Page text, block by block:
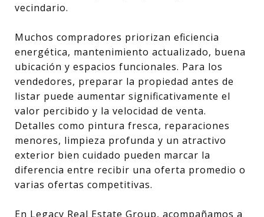
vecindario.
Muchos compradores priorizan eficiencia
energética, mantenimiento actualizado, buena
ubicación y espacios funcionales. Para los
vendedores, preparar la propiedad antes de
listar puede aumentar significativamente el
valor percibido y la velocidad de venta.
Detalles como pintura fresca, reparaciones
menores, limpieza profunda y un atractivo
exterior bien cuidado pueden marcar la
diferencia entre recibir una oferta promedio o
varias ofertas competitivas.
En Legacy Real Estate Group, acompañamos a